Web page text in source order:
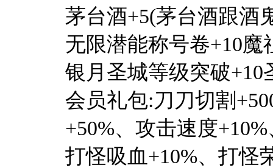
茅台酒+5(茅台酒跟酒
无限潜能称号卷+10魔
银月圣城等级突破+10
会员礼包:刀刀切割
+50%、攻击速度+10%
打怪吸血+10%、打怪